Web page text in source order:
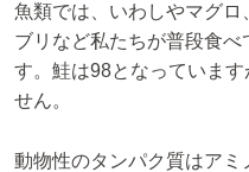
魚類では、いわしやマグロ
ブリなど私たちが普段食べ
す。鮭は98となっていま
せん。
動物性のタンパク質はア